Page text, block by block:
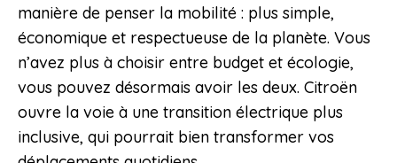
manière de penser la mobilité : plus simple,
économique et respectueuse de la planète. Vous
n’avez plus à choisir entre budget et écologie,
vous pouvez désormais avoir les deux. Citroën
ouvre la voie à une transition électrique plus
inclusive, qui pourrait bien transformer vos